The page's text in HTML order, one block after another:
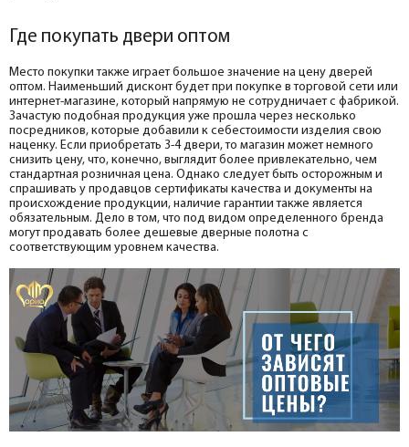
Где покупать двери оптом
Место покупки также играет большое значение на цену дверей
оптом. Наименьший дисконт будет при покупке в торговой сети или
интернет-магазине, который напрямую не сотрудничает с фабрикой.
Зачастую подобная продукция уже прошла через несколько
посредников, которые добавили к себестоимости изделия свою
наценку. Если приобретать 3-4 двери, то магазин может немного
снизить цену, что, конечно, выглядит более привлекательно, чем
стандартная розничная цена. Однако следует быть осторожным и
спрашивать у продавцов сертификаты качества и документы на
происхождение продукции, наличие гарантии также является
обязательным. Дело в том, что под видом определенного бренда
могут продавать более дешевые дверные полотна с
соответствующим уровнем качества.